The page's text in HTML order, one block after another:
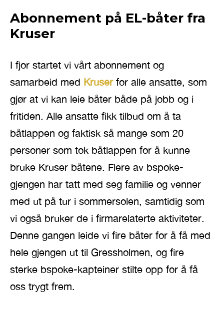
Abonnement på EL-båter fra
Kruser
I fjor startet vi vårt abonnement og
samarbeid med Kruserfor alle ansatte, som
gjør at vi kan leie båter både på jobb og i
fritiden. Alle ansatte fikk tilbud om å ta
båtlappen og faktisk så mange som 20
personer som tok båtlappen for å kunne
bruke Kruser båtene. Flere av bspoke-
gjengen har tatt med seg familie og venner
med ut på tur i sommersolen, samtidig som
vi også bruker de i firmarelaterte aktiviteter.
Denne gangen leide vi fire båter for å få med
hele gjengen ut til Gressholmen, og fire
sterke bspoke-kapteiner stilte opp for å få
oss trygt frem.